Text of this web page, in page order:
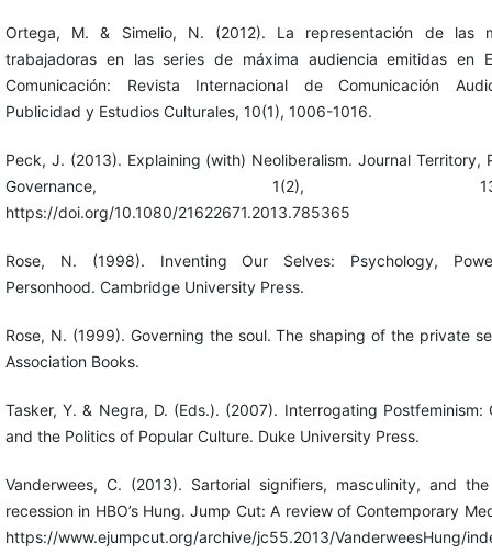
Ortega, M. & Simelio, N. (2012). La representación de las
trabajadoras en las series de máxima audiencia emitidas en
Comunicación: Revista Internacional de Comunicación
Publicidad y Estudios Culturales, 10(1), 1006-1016.
Peck, J. (2013). Explaining (with) Neoliberalism. Journal Territory,
Governance, 1(2), 132-
https://doi.org/10.1080/21622671.2013.785365
Rose, N. (1998). Inventing Our Selves: Psychology,
Personhood. Cambridge University Press.
Rose, N. (1999). Governing the soul. The shaping of the private
Association Books.
Tasker, Y. & Negra, D. (Eds.). (2007). Interrogating Postfeminism:
and the Politics of Popular Culture. Duke University Press.
Vanderwees, C. (2013). Sartorial signifiers, masculinity, and
recession in HBO’s Hung. Jump Cut: A review of Contemporary
https://www.ejumpcut.org/archive/jc55.2013/VanderweesHung/